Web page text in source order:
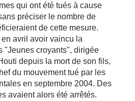
qui ont été tués à cause
préciser le nombre de
de cette mesure.
avril avoir vaincu la
"Jeunes croyants", dirigée
depuis la mort de son fils,
du mouvement tué par les
en septembre 2004. Des
avaient alors été arrêtés.